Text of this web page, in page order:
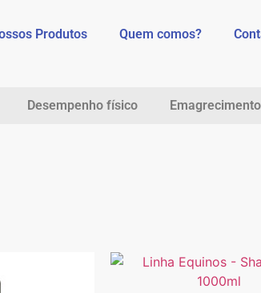
Produtos Quem comos?
Desempenho físico Emagrecimento